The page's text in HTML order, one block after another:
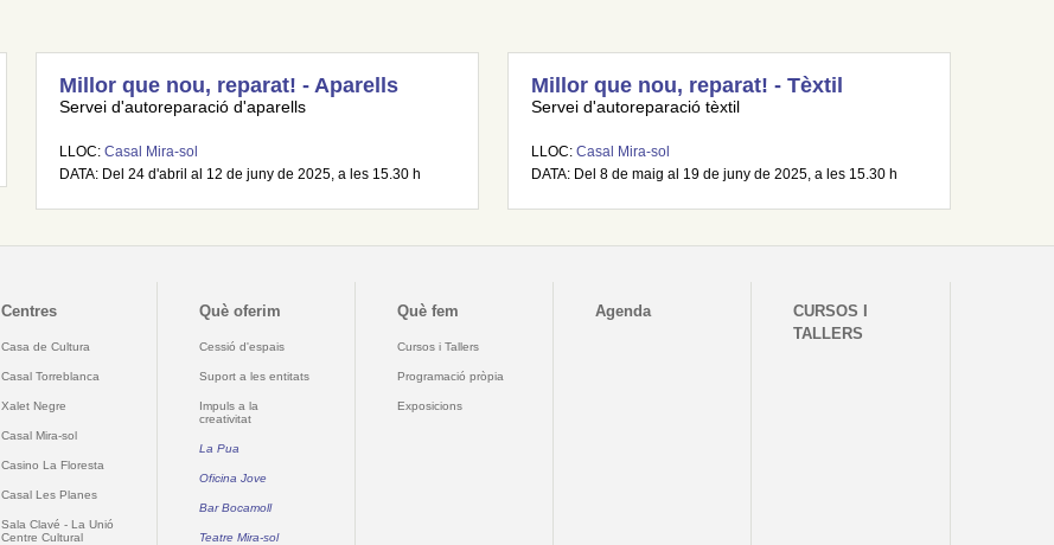
Millor que nou, reparat! - Aparells
Servei d'autoreparació d'aparells
LLOC: Casal Mira-sol
DATA: Del 24 d'abril al 12 de juny de 2025, a les 15.30 h
Millor que nou, reparat! - Tèxtil
Servei d'autoreparació tèxtil
LLOC: Casal Mira-sol
DATA: Del 8 de maig al 19 de juny de 2025, a les 15.30 h
Centres
Casa de Cultura
Casal Torreblanca
Xalet Negre
Casal Mira-sol
Casino La Floresta
Casal Les Planes
Sala Clavé - La Unió
Centre Cultural
Què oferim
Cessió d'espais
Suport a les entitats
Impuls a la
creativitat
La Pua
Oficina Jove
Bar Bocamoll
Teatre Mira-sol
Què fem
Cursos i Tallers
Programació pròpia
Exposicions
Agenda
CURSOS I
TALLERS